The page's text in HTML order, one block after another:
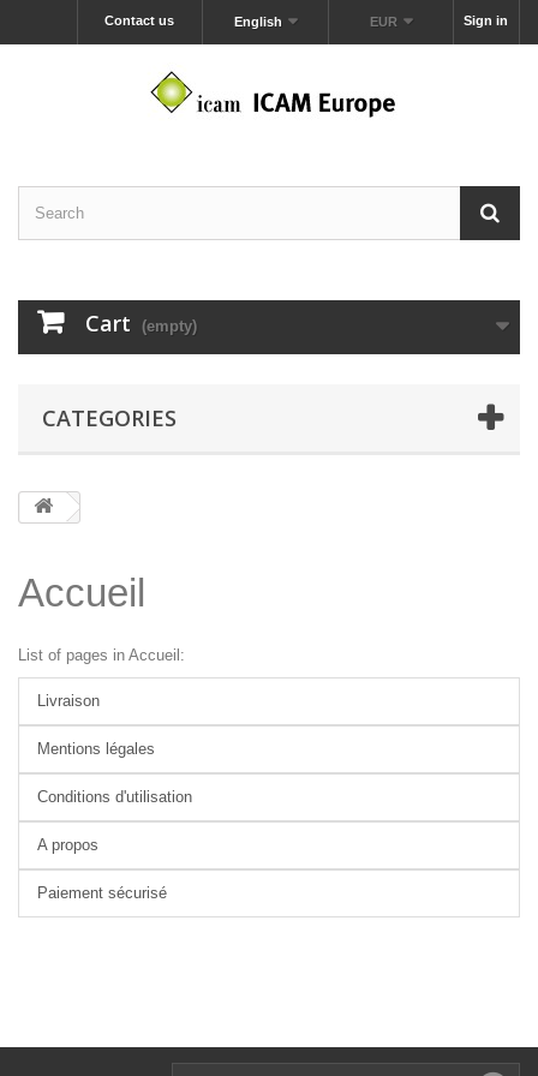
Sign in
EUR
English
Contact us
Cart (empty)
CATEGORIES
Accueil
List of pages in Accueil:
Livraison
Mentions légales
Conditions d'utilisation
A propos
Paiement sécurisé